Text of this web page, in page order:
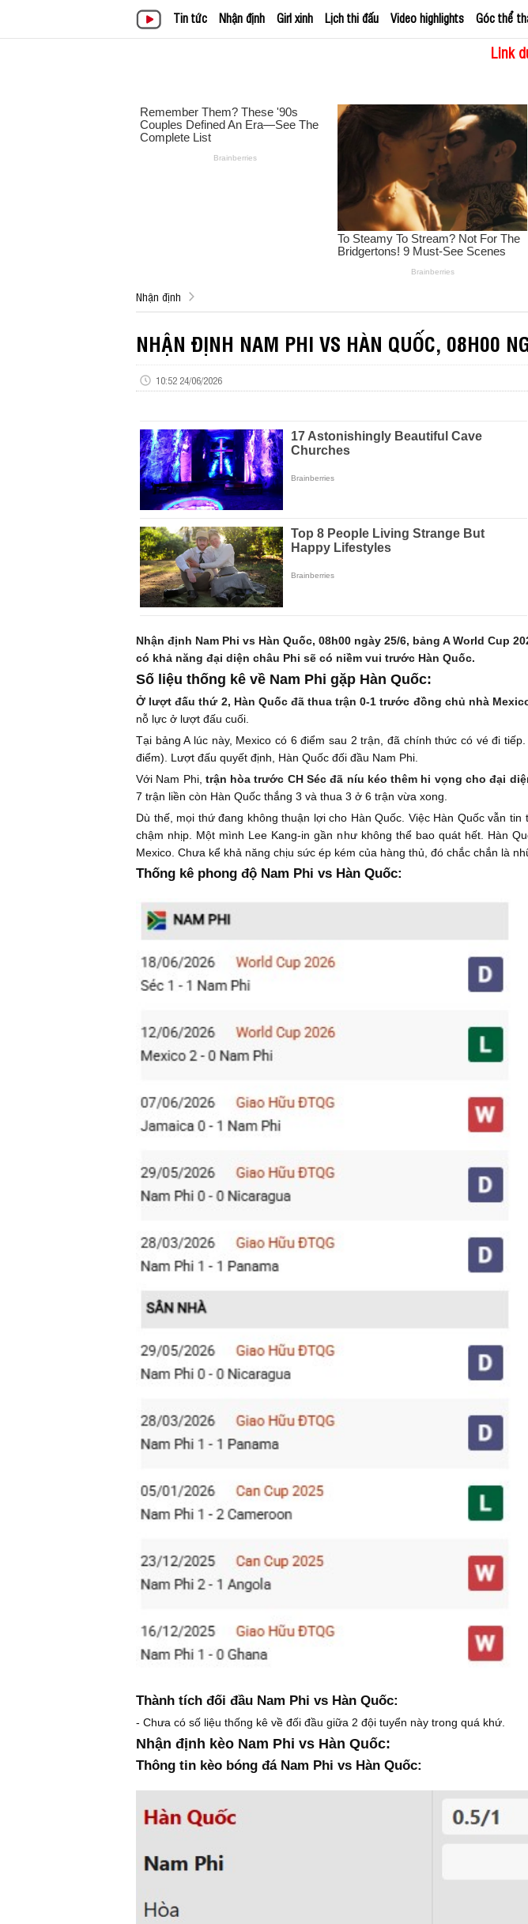
Tin tức Nhận định Girl xinh Lịch thi đấu Video highlights Góc thể
Link
Nhận định
NHẬN ĐỊNH NAM PHI VS HÀN QUỐC, 08H00
10:52 24/06/2026
Nhận định Nam Phi vs Hàn Quốc, 08h00 ngày 25/6, bảng A World Cup
có khả năng đại diện châu Phi sẽ có niềm vui trước Hàn Quốc.
Số liệu thống kê về Nam Phi gặp Hàn Quốc:
Ở lượt đấu thứ 2, Hàn Quốc đã thua trận 0-1 trước đồng chủ nhà
nỗ lực ở lượt đấu cuối.
Tại bảng A lúc này, Mexico có 6 điểm sau 2 trận, đã chính thức có vé đi
điểm). Lượt đấu quyết định, Hàn Quốc đối đầu Nam Phi.
Với Nam Phi, trận hòa trước CH Séc đã níu kéo thêm hi vọng cho đại
7 trận liền còn Hàn Quốc thắng 3 và thua 3 ở 6 trận vừa xong.
Dù thế, mọi thứ đang không thuận lợi cho Hàn Quốc. Việc Hàn Quốc vẫn
chậm nhịp. Một mình Lee Kang-in gần như không thể bao quát hết. Hàn
Mexico. Chưa kể khả năng chịu sức ép kém của hàng thủ, đó chắc chắn là
Thống kê phong độ Nam Phi vs Hàn Quốc:
Thành tích đối đầu Nam Phi vs Hàn Quốc:
- Chưa có số liệu thống kê về đối đầu giữa 2 đội tuyển này trong quá khứ.
Nhận định kèo Nam Phi vs Hàn Quốc:
Thông tin kèo bóng đá Nam Phi vs Hàn Quốc: